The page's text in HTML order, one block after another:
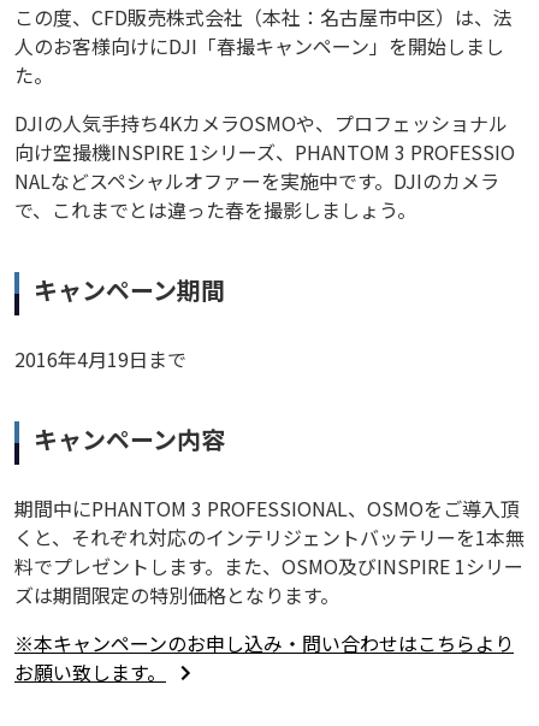
この度、CFD販売株式会社（本社：名古屋市中区）は、法
人のお客様向けにDJI「春撮キャンペーン」を開始しまし
た。
DJIの人気手持ち4KカメラOSMOや、プロフェッショナル
向け空撮機INSPIRE 1シリーズ、PHANTOM 3 PROFESSIO
NALなどスペシャルオファーを実施中です。DJIのカメラ
で、これまでとは違った春を撮影しましょう。
キャンペーン期間
2016年4月19日まで
キャンペーン内容
期間中にPHANTOM 3 PROFESSIONAL、OSMOをご導入頂
くと、それぞれ対応のインテリジェントバッテリーを1本無
料でプレゼントします。また、OSMO及びINSPIRE 1シリー
ズは期間限定の特別価格となります。
※本キャンペーンのお申し込み・問い合わせはこちらより
お願い致します。